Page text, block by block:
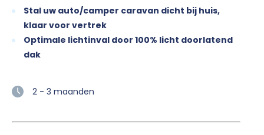
Stal uw auto/camper caravan dicht bij huis,
klaar voor vertrek
Optimale lichtinval door 100% licht doorlatend
dak
2 - 3 maanden